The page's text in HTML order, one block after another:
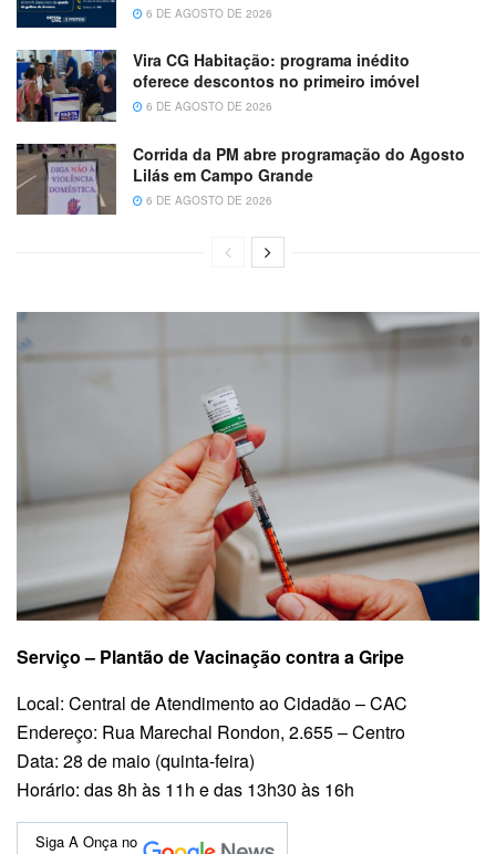
6 DE AGOSTO DE 2026
Vira CG Habitação: programa inédito
oferece descontos no primeiro imóvel
6 DE AGOSTO DE 2026
Corrida da PM abre programação do Agosto
Lilás em Campo Grande
6 DE AGOSTO DE 2026
Serviço – Plantão de Vacinação contra a Gripe
Local: Central de Atendimento ao Cidadão – CAC
Endereço: Rua Marechal Rondon, 2.655 – Centro
Data: 28 de maio (quinta-feira)
Horário: das 8h às 11h e das 13h30 às 16h
Siga A Onça no